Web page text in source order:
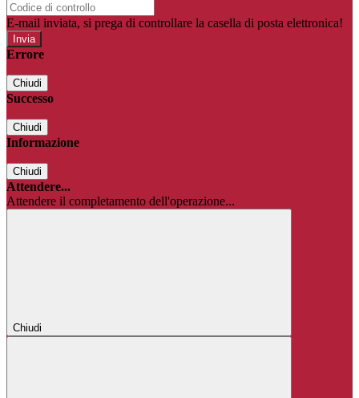
E-mail inviata, si prega di controllare la casella di posta elettronica!
Errore
Chiudi
Successo
Chiudi
Informazione
Chiudi
Attendere...
Attendere il completamento dell'operazione...
Chiudi